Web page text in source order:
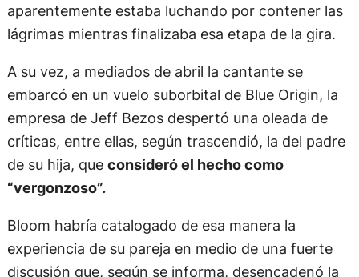
aparentemente estaba luchando por contener las
lágrimas mientras finalizaba esa etapa de la gira.
A su vez, a mediados de abril la cantante se
embarcó en un vuelo suborbital de Blue Origin, la
empresa de Jeff Bezos despertó una oleada de
críticas, entre ellas, según trascendió, la del padre
de su hija, que consideró el hecho como
“vergonzoso”.
Bloom habría catalogado de esa manera la
experiencia de su pareja en medio de una fuerte
discusión que, según se informa, desencadenó la